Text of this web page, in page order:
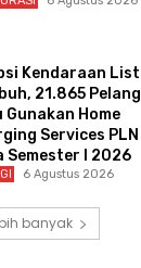
Kendaraan
21.865
Gunakan Home
Services PLN
Semester I 2026
6 Agustus 2026
banyak